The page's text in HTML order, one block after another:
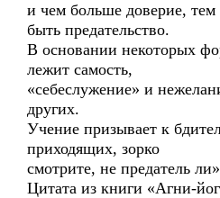
и чем больше доверие, тем
быть предательство.
В основании некоторых
лежит самость,
«себеслужение» и
других.
Учение призывает к
приходящих, зорко
смотрите, не предатель ли»
Цитата из книги «Агни-